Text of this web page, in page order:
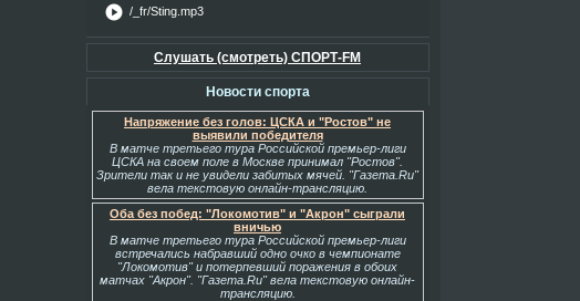
play_circle /_fr/Sting.mp3
Слушать (смотреть) СПОРТ-FM
Новости спорта
Напряжение без голов: ЦСКА и "Ростов" не
выявили победителя
В матче третьего тура Российской премьер-лиги
ЦСКА на своем поле в Москве принимал "Ростов".
Зрители так и не увидели забитых мячей. "Газета.Ru"
вела текстовую онлайн-трансляцию.
Оба без побед: "Локомотив" и "Акрон" сыграли
вничью
В матче третьего тура Российской премьер-лиги
встречались набравший одно очко в чемпионате
"Локомотив" и потерпевший поражения в обоих
матчах "Акрон". "Газета.Ru" вела текстовую онлайн-
трансляцию.